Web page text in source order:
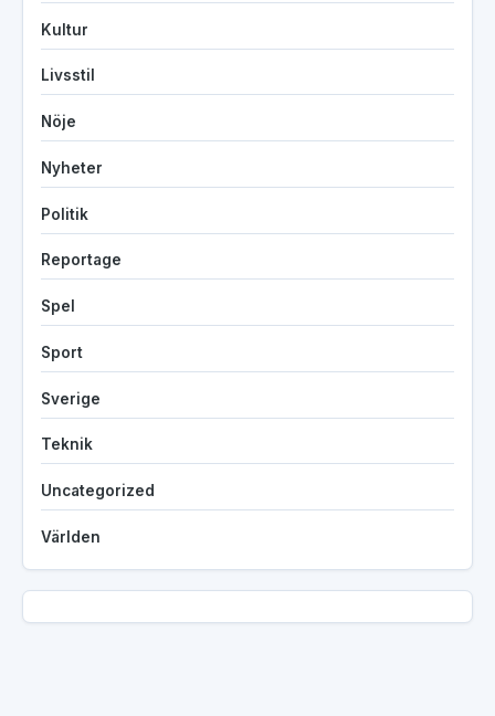
Kultur
Livsstil
Nöje
Nyheter
Politik
Reportage
Spel
Sport
Sverige
Teknik
Uncategorized
Världen